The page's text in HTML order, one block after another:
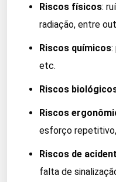
Riscos físicos:
radiação, entre
Riscos químicos:
etc.
Riscos
Riscos
esforço
Riscos de
falta de